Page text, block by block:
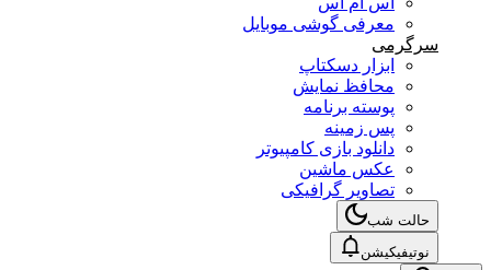
معرفی گوشی موبایل
سرگرمی
ابزار دسکتاپ
محافظ نمایش
پوسته برنامه
پس زمینه
دانلود بازی کامپیوتر
عکس ماشین
تصاویر گرافیکی
حالت شب
نوتیفیکیشن